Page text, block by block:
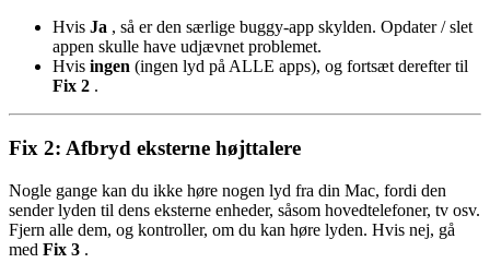
Hvis Ja , så er den særlige buggy-app skylden. Opdater / slet
appen skulle have udjævnet problemet.
Hvis ingen (ingen lyd på ALLE apps), og fortsæt derefter til
Fix 2 .
Fix 2: Afbryd eksterne højttalere
Nogle gange kan du ikke høre nogen lyd fra din Mac, fordi den
sender lyden til dens eksterne enheder, såsom hovedtelefoner, tv osv.
Fjern alle dem, og kontroller, om du kan høre lyden. Hvis nej, gå
med Fix 3 .